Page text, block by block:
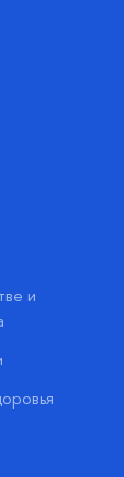
и